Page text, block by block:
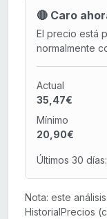
🔴 Caro
El precio está
normalmente
Actual
35,47€
Mínimo
20,90€
Últimos 30 días:
Nota: este
HistorialPrecios